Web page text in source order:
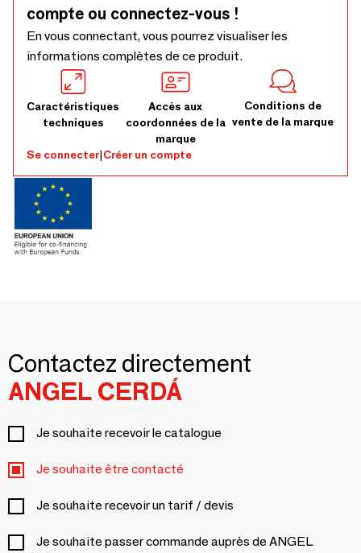
compte ou connectez-vous !
En vous connectant, vous pourrez visualiser les
informations complètes de ce produit.
Caractéristiques
techniques
Accès aux
coordonnées de la
marque
Conditions de
vente de la marque
Se connecter|Créer un compte
Contactez directement
ANGEL CERDÁ
Je souhaite recevoir le catalogue
Je souhaite être contacté
Je souhaite recevoir un tarif / devis
Je souhaite passer commande auprès de ANGEL